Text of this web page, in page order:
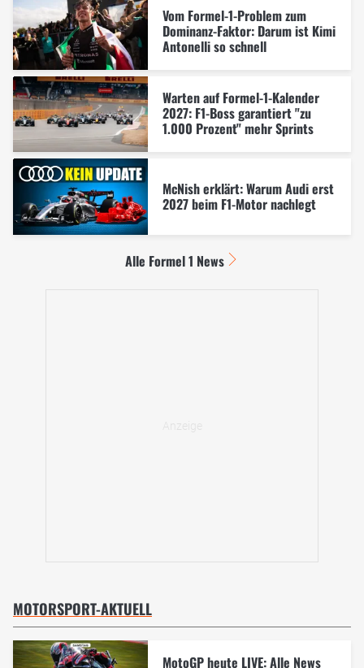
Vom Formel-1-Problem zum
Dominanz-Faktor: Darum ist Kimi
Antonelli so schnell
Warten auf Formel-1-Kalender
2027: F1-Boss garantiert "zu
1.000 Prozent" mehr Sprints
McNish erklärt: Warum Audi erst
2027 beim F1-Motor nachlegt
Alle Formel 1 News
MOTORSPORT-AKTUELL
MotoGP heute LIVE: Alle News